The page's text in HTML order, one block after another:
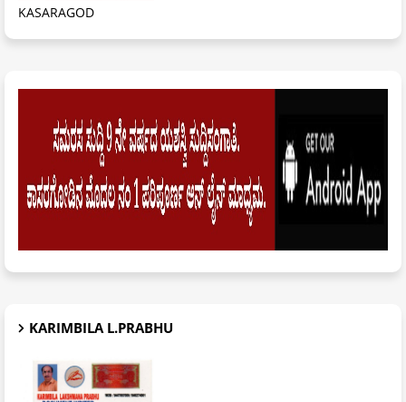
KASARAGOD
KARIMBILA L.PRABHU